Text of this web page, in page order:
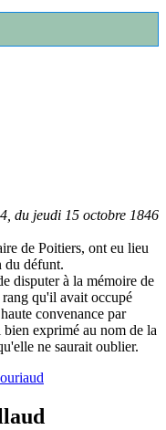
du jeudi 15 octobre 1846
de Poitiers, ont eu lieu
du défunt.
disputer à la mémoire de
qu'il avait occupé
convenance par
exprimé au nom de la
ne saurait oublier.